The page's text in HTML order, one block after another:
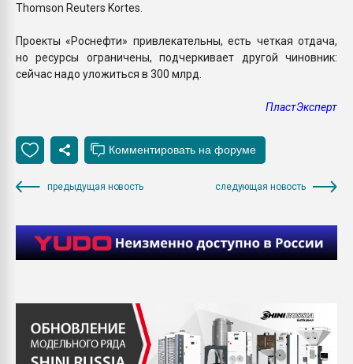
Thomson Reuters Kortes.
Проекты «Роснефти» привлекательны, есть четкая отдача,
но ресурсы ограничены, подчеркивает другой чиновник:
сейчас надо уложиться в 300 млрд.
ПластЭксперт
предыдущая новость следующая новость